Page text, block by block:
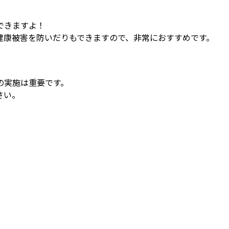
ますよ！
被害を防いだりもできますので、非常におすすめです。
施は重要です。
。